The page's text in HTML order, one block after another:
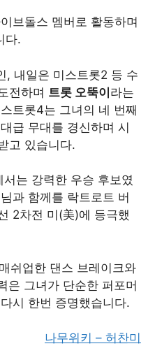
브돌스 멤버로 활동하며
다.
, 내일은 미스트롯2 등 수
전하며 트롯 오뚝이라는
트롯4는 그녀의 네 번째
급 무대를 경신하며 시
고 있습니다.
는 강력한 우승 후보였
과 함께를 락트로트 버
2차전 미(美)에 등극했
쉬업한 댄스 브레이크와
은 그녀가 단순한 퍼포머
시 한번 증명했습니다.
나무위키 – 허찬미